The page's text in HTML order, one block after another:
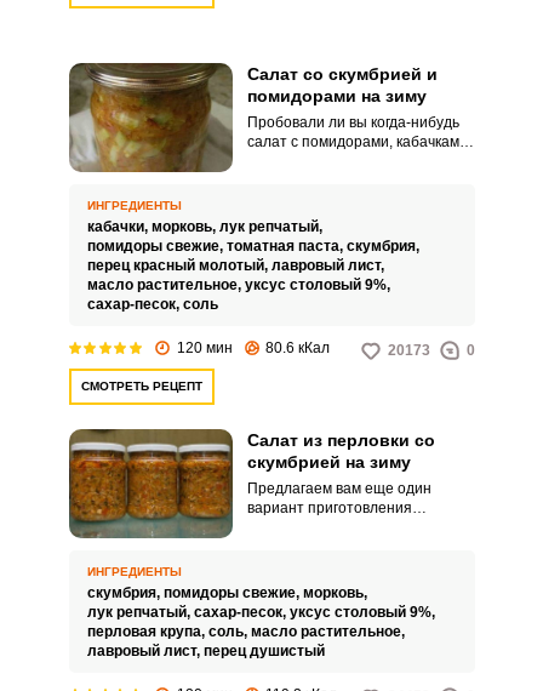
Салат со скумбрией и
помидорами на зиму
Пробовали ли вы когда-нибудь
салат с помидорами, кабачками
очень вкусный, он станет для
вас неожиданным открытием
среди консервации холодной
закуски. Сочетание большого
количества овощей и
салат легким, в тоже время
ИНГРЕДИЕНТЫ
кабачки, морковь, лук репчатый,
помидоры свежие, томатная паста, скумбрия,
перец красный молотый, лавровый лист,
масло растительное, уксус столовый 9%,
сахар-песок, соль
120 мин 80.6 кКал 20173 0
СМОТРЕТЬ РЕЦЕПТ
Салат из перловки со
скумбрией на зиму
Предлагаем вам еще один
вариант приготовления
полностью состоящий из
сезонных овощей и готовый к
употреблению, он послужит
отличным вариантом перекуса,
который можно взять с собой в
ИНГРЕДИЕНТЫ
скумбрия, помидоры свежие, морковь,
лук репчатый, сахар-песок, уксус столовый 9%,
перловая крупа, соль, масло растительное,
лавровый лист, перец душистый